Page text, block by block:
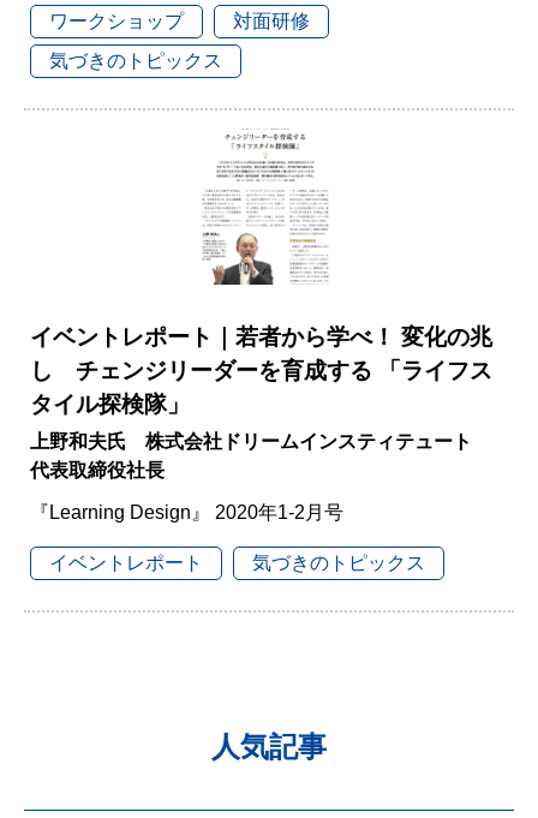
ワークショップ
対面研修
気づきのトピックス
イベントレポート｜若者から学べ！ 変化の兆
し チェンジリーダーを育成する 「ライフス
タイル探検隊」
上野和夫氏 株式会社ドリームインスティテュート
代表取締役社長
『Learning Design』 2020年1-2月号
イベントレポート 気づきのトピックス
人気記事